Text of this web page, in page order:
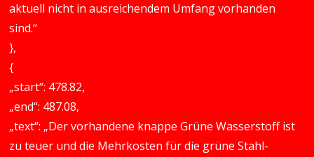
aktuell nicht in ausreichendem Umfang vorhanden
sind.“
},
{
„start“: 478.82,
„end“: 487.08,
„text“: „Der vorhandene knappe Grüne Wasserstoff ist
zu teuer und die Mehrkosten für die grüne Stahl-